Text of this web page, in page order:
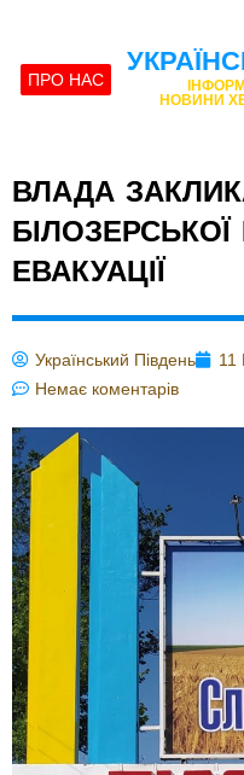
ПРО НАС
НОВИНИ
ВЛАДА
ЕВАКУАЦІЇ
Український Південь 11
Немає коментарів